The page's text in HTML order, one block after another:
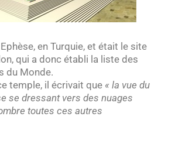
en Turquie, et était le site
qui a donc établi la liste des
du Monde.
temple, il écrivait que « la vue du
se dressant vers des nuages
toutes ces autres